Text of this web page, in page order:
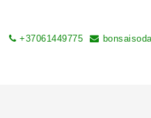
+37061449775